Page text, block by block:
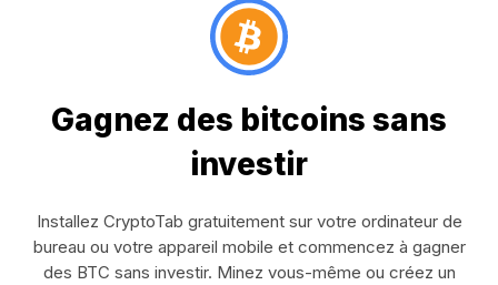
Gagnez des bitcoins sans
investir
Installez CryptoTab gratuitement sur votre ordinateur de
bureau ou votre appareil mobile et commencez à gagner
des BTC sans investir. Minez vous-même ou créez un